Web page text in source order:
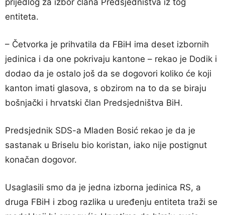
prijedlog za izbor člana Predsjedništva iz tog
entiteta.
– Četvorka je prihvatila da FBiH ima deset izbornih
jedinica i da one pokrivaju kantone – rekao je Dodik i
dodao da je ostalo još da se dogovori koliko će koji
kanton imati glasova, s obzirom na to da se biraju
bošnjački i hrvatski član Predsjedništva BiH.
Predsjednik SDS-a Mladen Bosić rekao je da je
sastanak u Briselu bio koristan, iako nije postignut
konačan dogovor.
Usaglasili smo da je jedna izborna jedinica RS, a
druga FBiH i zbog razlika u uređenju entiteta traži se